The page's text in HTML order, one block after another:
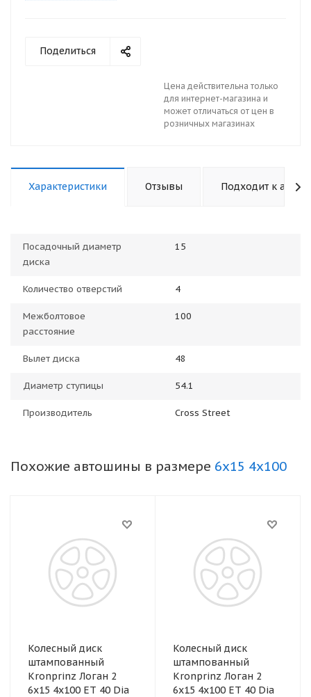
Поделиться
Цена действительна только
для интернет-магазина и
может отличаться от цен в
розничных магазинах
Характеристики Отзывы Подходит к авто
Посадочный диаметр
диска
15
Количество отверстий 4
Межболтовое
расстояние
100
Вылет диска 48
Диаметр ступицы 54.1
Производитель Cross Street
Похожие автошины в размере 6x15 4x100
Колесный диск
штампованный
Kronprinz Логан 2
6x15 4x100 ET 40 Dia
Колесный диск
штампованный
Kronprinz Логан 2
6x15 4x100 ET 40 Dia